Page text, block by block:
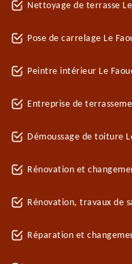
Nettoyage de terrasse
Pose de carrelage Le
Peintre intérieur Le
Entreprise de
Démoussage de toiture
Rénovation et
Rénovation, travaux de
Réparation et